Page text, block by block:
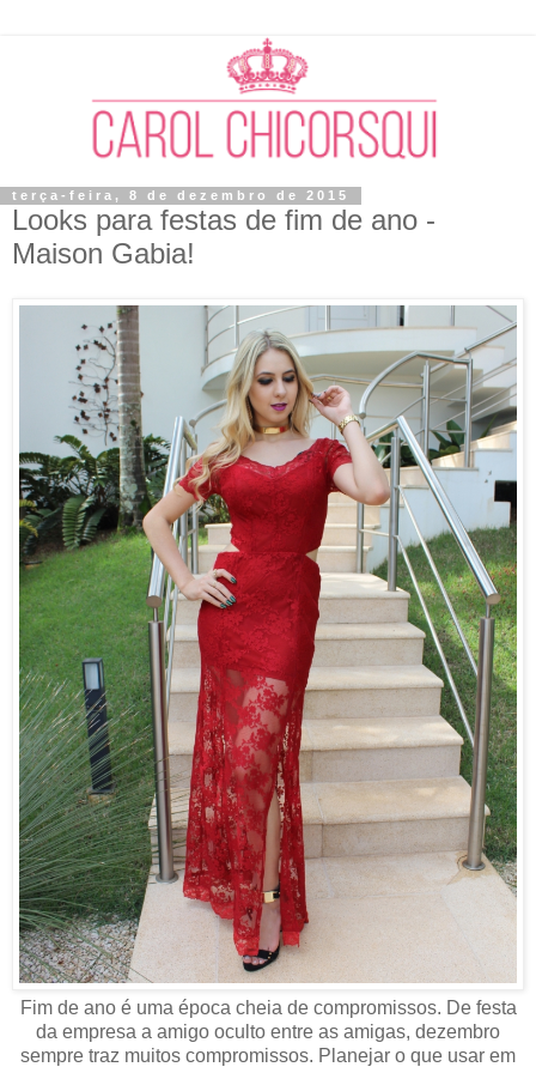
terça-feira, 8 de dezembro de 2015
Looks para festas de fim de ano -
Maison Gabia!
Fim de ano é uma época cheia de compromissos. De festa
da empresa a amigo oculto entre as amigas, dezembro
sempre traz muitos compromissos. Planejar o que usar em